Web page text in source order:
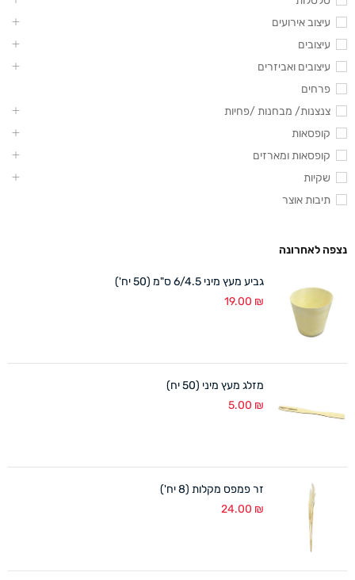
עיצוב אירועים
עיצובים
עיצובים ואביזרים
פרחים
צנצנות/ מבחנות /פחיות
קופסאות
קופסאות ומארזים
שקיות
תיבות אוצר
נצפה לאחרונה
גביע מעץ מיני 6/4.5 ס"מ (50 יח')
19.00 ₪
מזלג מעץ מיני (50 יח)
5.00 ₪
זר פמפס מקלות (8 יח')
24.00 ₪